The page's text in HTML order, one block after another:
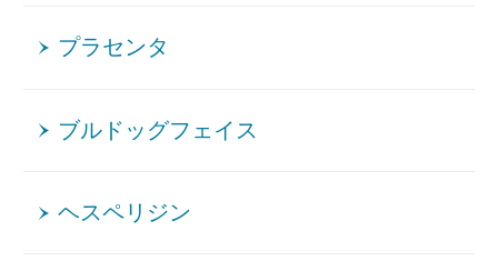
プラセンタ
ブルドッグフェイス
ヘスペリジン